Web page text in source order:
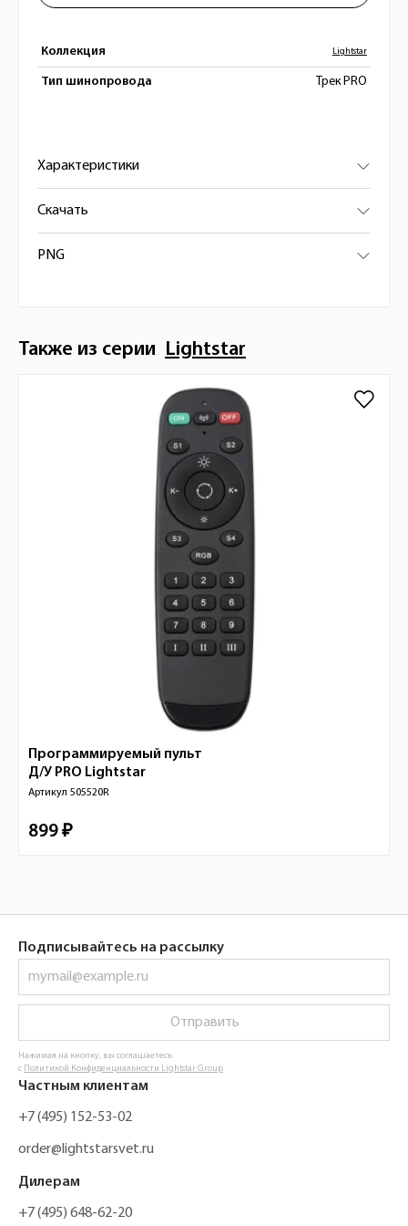
Коллекция Lightstar
Тип шинопровода Трек PRO
Характеристики
Скачать
PNG
Также из серии Lightstar
Программируемый пульт
Д/У PRO Lightstar
Артикул 505520R
899 ₽
Подписывайтесь на рассылку
Отправить
Нажимая на кнопку, вы соглашаетесь
с Политикой Конфиденциальности Lightstar Group
Частным клиентам
+7 (495) 152-53-02
order@lightstarsvet.ru
Дилерам
+7 (495) 648-62-20